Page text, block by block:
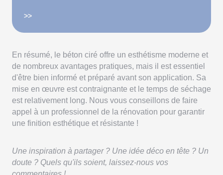
>>
En résumé, le béton ciré offre un esthétisme moderne et
de nombreux avantages pratiques, mais il est essentiel
d'être bien informé et préparé avant son application. Sa
mise en œuvre est contraignante et le temps de séchage
est relativement long. Nous vous conseillons de faire
appel à un professionnel de la rénovation pour garantir
une finition esthétique et résistante !
Une inspiration à partager ? Une idée déco en tête ? Un
doute ? Quels qu'ils soient, laissez-nous vos